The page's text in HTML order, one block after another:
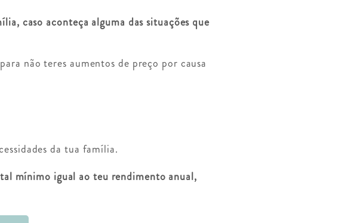
caso aconteça alguma das situações que
não teres aumentos de preço por causa
da tua família.
mínimo igual ao teu rendimento anual,